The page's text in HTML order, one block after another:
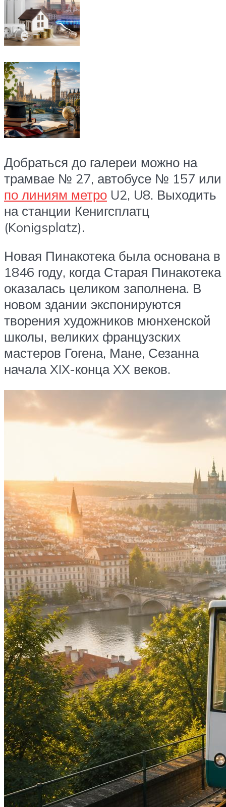
Добраться до галереи можно на
трамвае № 27, автобусе № 157 или
по линиям метро U2, U8. Выходить
на станции Кенигсплатц
(Konigsplatz).
Новая Пинакотека была основана в
1846 году, когда Старая Пинакотека
оказалась целиком заполнена. В
новом здании экспонируются
творения художников мюнхенской
школы, великих французских
мастеров Гогена, Мане, Сезанна
начала XIX-конца XX веков.